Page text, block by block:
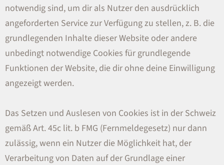
notwendig sind, um dir als Nutzer den ausdrücklich
angeforderten Service zur Verfügung zu stellen, z. B. die
grundlegenden Inhalte dieser Website oder andere
unbedingt notwendige Cookies für grundlegende
Funktionen der Website, die dir ohne deine Einwilligung
angezeigt werden.
Das Setzen und Auslesen von Cookies ist in der Schweiz
gemäß Art. 45c lit. b FMG (Fernmeldegesetz) nur dann
zulässig, wenn ein Nutzer die Möglichkeit hat, der
Verarbeitung von Daten auf der Grundlage einer